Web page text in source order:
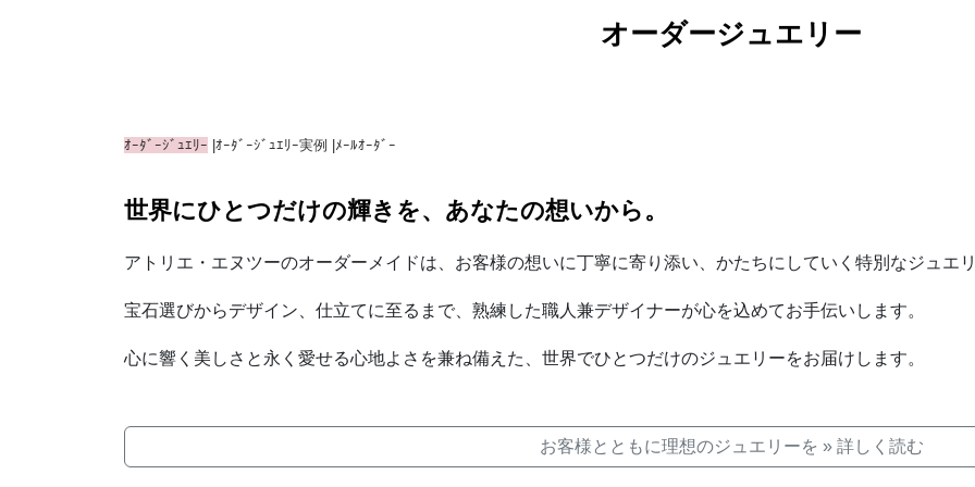
オーダージュエリー
ｵｰﾀﾞｰｼﾞｭｴﾘｰ ｵｰﾀﾞｰｼﾞｭｴﾘｰ実例 ﾒｰﾙｵｰﾀﾞｰ
世界にひとつだけの輝きを、あなたの想いから。
アトリエ・エヌツーのオーダーメイドは、お客様の想いに丁寧に寄り添い、かたちにしていく特別なジュエリ
宝石選びからデザイン、仕立てに至るまで、熟練した職人兼デザイナーが心を込めてお手伝いします。
心に響く美しさと永く愛せる心地よさを兼ね備えた、世界でひとつだけのジュエリーをお届けします。
お客様とともに理想のジュエリーを » 詳しく読む